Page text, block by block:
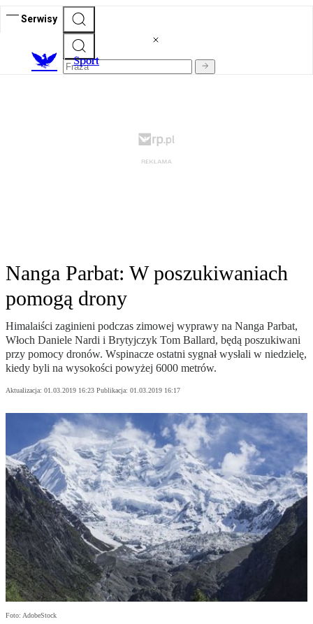
Serwisy
Sport
Nanga Parbat: W poszukiwaniach
pomogą drony
Himalaiści zaginieni podczas zimowej wyprawy na Nanga Parbat,
Włoch Daniele Nardi i Brytyjczyk Tom Ballard, będą poszukiwani
przy pomocy dronów. Wspinacze ostatni sygnał wysłali w niedzielę,
kiedy byli na wysokości powyżej 6000 metrów.
Aktualizacja: 01.03.2019 16:23 Publikacja: 01.03.2019 16:17
Foto: AdobeStock